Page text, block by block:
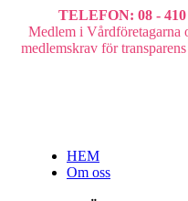
TELEFON: 08 - 410
Medlem i Vårdföretagarna
medlemskrav för
HEM
Om oss